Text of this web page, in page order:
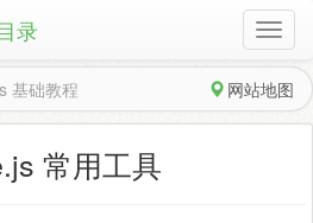
录
基础教程 网站地图
常用工具